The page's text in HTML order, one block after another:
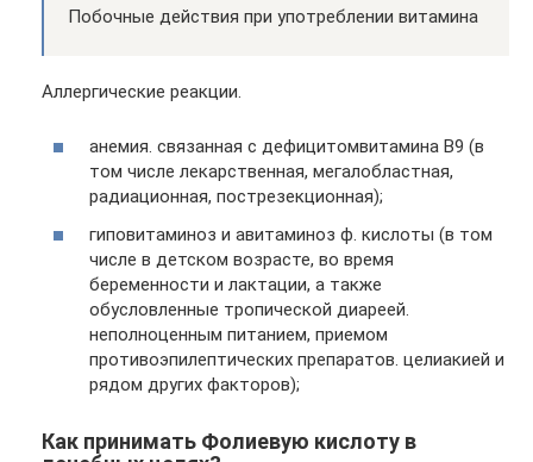
Побочные действия при употреблении витамина
Аллергические реакции.
анемия. связанная с дефицитомвитамина В9 (в
том числе лекарственная, мегалобластная,
радиационная, пострезекционная);
гиповитаминоз и авитаминоз ф. кислоты (в том
числе в детском возрасте, во время
беременности и лактации, а также
обусловленные тропической диареей.
неполноценным питанием, приемом
противоэпилептических препаратов. целиакией и
рядом других факторов);
Как принимать Фолиевую кислоту в